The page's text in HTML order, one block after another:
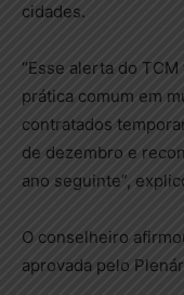
cidades.
“Esse alerta do
prática comum em
contratados
de dezembro e
ano seguinte”,
O conselheiro
aprovada pelo